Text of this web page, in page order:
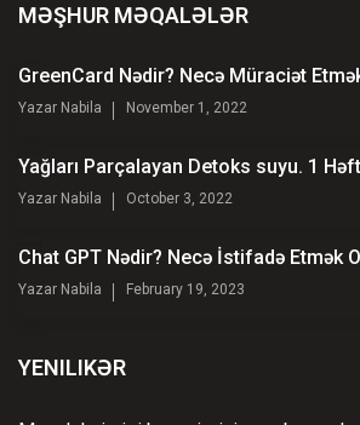
MƏŞHUR MƏQALƏLƏR
GreenCard Nədir? Necə Müraciət
Yazar Nabila November 1, 2022
Yağları Parçalayan Detoks suyu. 1
Yazar Nabila October 3, 2022
Chat GPT Nədir? Necə İstifadə Etmək
Yazar Nabila February 19, 2023
YENILIKƏR